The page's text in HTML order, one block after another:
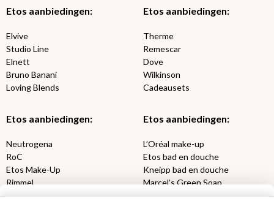
Etos aanbiedingen:
Elvive
Studio Line
Elnett
Bruno Banani
Loving Blends
Etos aanbiedingen:
Therme
Remescar
Dove
Wilkinson
Cadeausets
Etos aanbiedingen:
Neutrogena
RoC
Etos Make-Up
Rimmel
Max Factor
Etos aanbiedingen:
L’Oréal make-up
Etos bad en douche
Kneipp bad en douche
Marcel’s Green Soap
Oral-B